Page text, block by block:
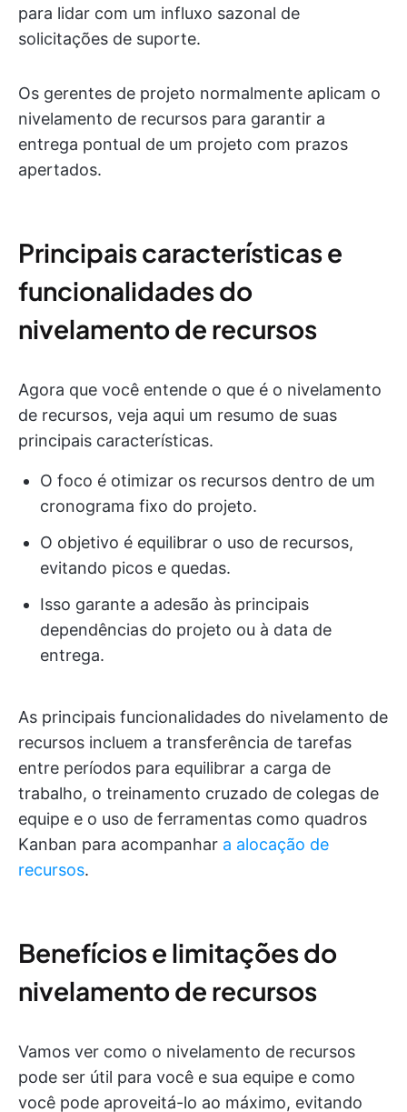
para lidar com um influxo sazonal de
solicitações de suporte.
Os gerentes de projeto normalmente aplicam o
nivelamento de recursos para garantir a
entrega pontual de um projeto com prazos
apertados.
Principais características e
funcionalidades do
nivelamento de recursos
Agora que você entende o que é o nivelamento
de recursos, veja aqui um resumo de suas
principais características.
O foco é otimizar os recursos dentro de um
cronograma fixo do projeto.
O objetivo é equilibrar o uso de recursos,
evitando picos e quedas.
Isso garante a adesão às principais
dependências do projeto ou à data de
entrega.
As principais funcionalidades do nivelamento de
recursos incluem a transferência de tarefas
entre períodos para equilibrar a carga de
trabalho, o treinamento cruzado de colegas de
equipe e o uso de ferramentas como quadros
Kanban para acompanhar a alocação de
recursos.
Benefícios e limitações do
nivelamento de recursos
Vamos ver como o nivelamento de recursos
pode ser útil para você e sua equipe e como
você pode aproveitá-lo ao máximo, evitando